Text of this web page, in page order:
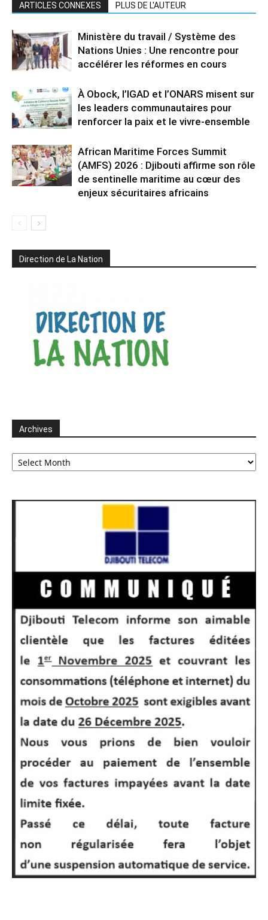
ARTICLES CONNEXES PLUS DE L'AUTEUR
Ministère du travail / Système des
Nations Unies : Une rencontre pour
accélérer les réformes en cours
À Obock, l’IGAD et l’ONARS misent sur
les leaders communautaires pour
renforcer la paix et le vivre-ensemble
African Maritime Forces Summit
(AMFS) 2026 : Djibouti affirme son rôle
de sentinelle maritime au cœur des
enjeux sécuritaires africains
Direction de La Nation
Archives
Archives